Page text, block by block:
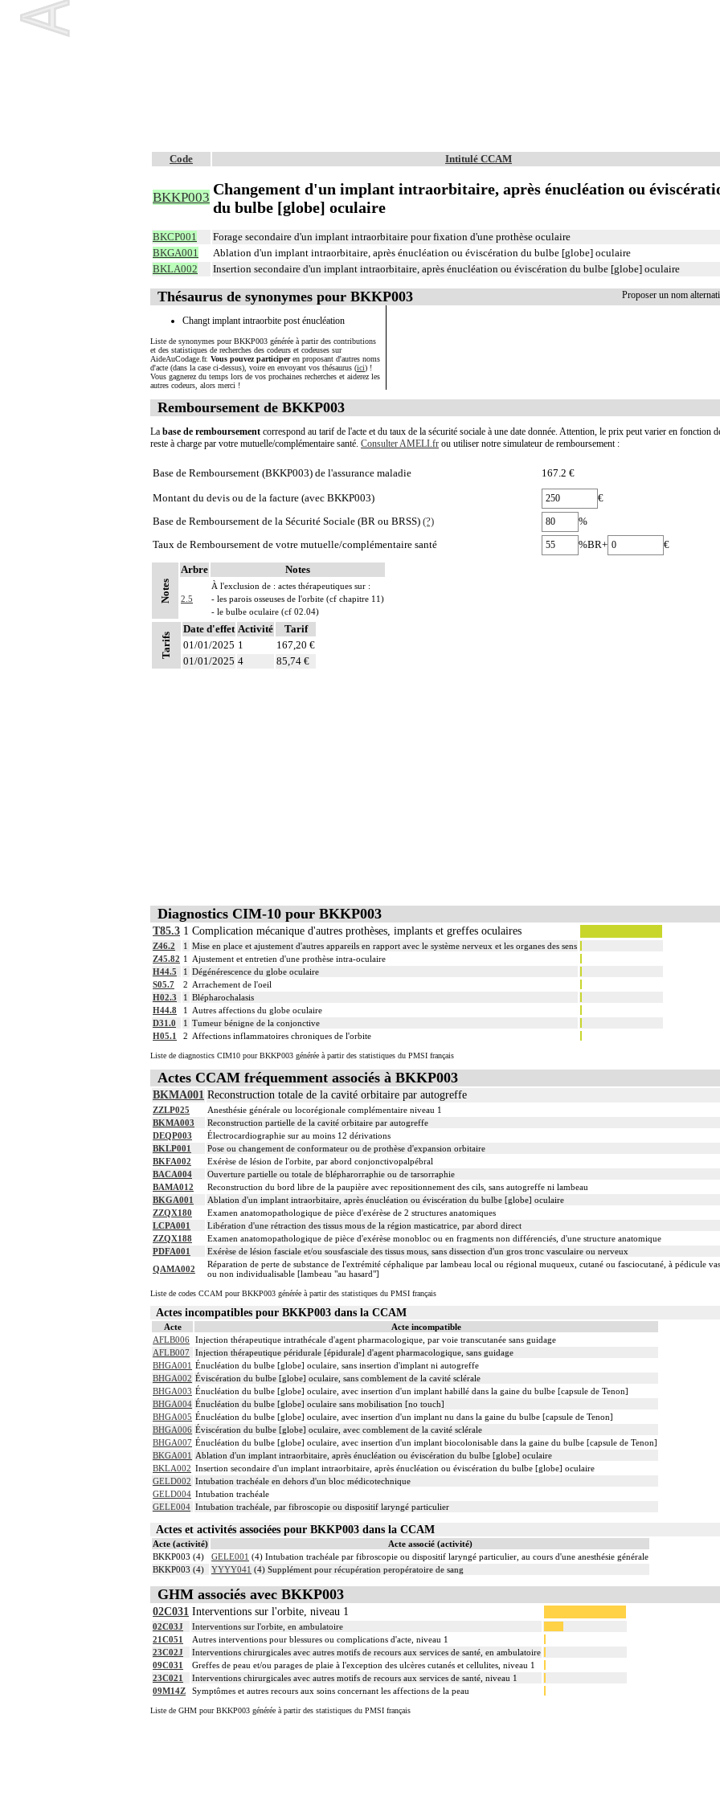
Code Intitulé CCAM
BKKP003 Changement d'un implant intraorbitaire, après énucléation ou
du bulbe [globe] oculaire
BKCP001 Forage secondaire d'un implant intraorbitaire pour fixation d'une prothèse oculaire
BKGA001 Ablation d'un implant intraorbitaire, après énucléation ou éviscération du bulbe [globe] oculaire
BKLA002 Insertion secondaire d'un implant intraorbitaire, après énucléation ou éviscération du bulbe [globe] oculaire
Proposer un nom
Thésaurus de synonymes pour BKKP003
Changt implant intraorbite post énucléation
Liste de synonymes pour BKKP003 générée à partir des contributions
et des statistiques de recherches des codeurs et codeuses sur
AideAuCodage.fr. Vous pouvez participeren proposant d'autres noms
d'acte (dans la case ci-dessus), voire en envoyant vos thésaurus (ici) !
Vous gagnerez du temps lors de vos prochaines recherches et aiderez les
autres codeurs, alors merci !
Remboursement de BKKP003
La base de remboursement correspond au tarif de l'acte et du taux de la sécurité sociale à une date donnée. Attention, le prix peut varier en
reste à charge par votre mutuelle/complémentaire santé. Consulter AMELI.fr ou utiliser notre simulateur de remboursement :
Base de Remboursement (BKKP003) de l'assurance maladie 167.2 €
Montant du devis ou de la facture (avec BKKP003)
€
Base de Remboursement de la Sécurité Sociale (BR ou BRSS) (?)
%
Taux de Remboursement de votre mutuelle/complémentaire santé
%BR+ €
Notes
Arbre Notes
2.5
À l'exclusion de : actes thérapeutiques sur :
- les parois osseuses de l'orbite (cf chapitre 11)
- le bulbe oculaire (cf 02.04)
Tarifs
Date d'effet Activité
Tarif
01/01/2025 1
167,20 €
01/01/2025 4 85,74 €
Diagnostics CIM-10 pour BKKP003
T85.3 1 Complication mécanique d'autres prothèses, implants et greffes oculaires
Z46.2 1 Mise en place et ajustement d'autres appareils en rapport avec le système nerveux et les organes des sens
Z45.82 1
Ajustement et entretien d'une prothèse intra-oculaire
H44.5
1 Dégénérescence du globe oculaire
S05.7
2 Arrachement de l'oeil
H02.3
1 Blépharochalasis
H44.8
1
Autres affections du globe oculaire
D31.0
1 Tumeur bénigne de la conjonctive
H05.1
2 Affections inflammatoires chroniques de l'orbite
Liste de diagnostics CIM10 pour BKKP003 générée à partir des statistiques du PMSI français
Actes CCAM fréquemment associés à BKKP003
BKMA001 Reconstruction totale de la cavité orbitaire par autogreffe
ZZLP025
Anesthésie générale ou locorégionale complémentaire niveau 1
BKMA003
Reconstruction partielle de la cavité orbitaire par autogreffe
DEQP003
Électrocardiographie sur au moins 12 dérivations
BKLP001
Pose ou changement de conformateur ou de prothèse d'expansion orbitaire
BKFA002
Exérèse de lésion de l'orbite, par abord conjonctivopalpébral
BACA004
Ouverture partielle ou totale de blépharorraphie ou de tarsorraphie
BAMA012
Reconstruction du bord libre de la paupière avec repositionnement des cils, sans autogreffe ni lambeau
BKGA001
Ablation d'un implant intraorbitaire, après énucléation ou éviscération du bulbe [globe] oculaire
ZZQX180
Examen anatomopathologique de pièce d'exérèse de 2 structures anatomiques
LCPA001
Libération d'une rétraction des tissus mous de la région masticatrice, par abord direct
ZZQX188
Examen anatomopathologique de pièce d'exérèse monobloc ou en fragments non différenciés, d'une structure anatomique
PDFA001
Exérèse de lésion fasciale et/ou sousfasciale des tissus mous, sans dissection d'un gros tronc vasculaire ou nerveux
QAMA002
Réparation de perte de substance de l'extrémité céphalique par lambeau local ou régional muqueux, cutané ou fasciocutané, à pédicule
ou non individualisable [lambeau "au hasard"]
Liste de codes CCAM pour BKKP003 générée à partir des statistiques du PMSI français
Actes incompatibles pour BKKP003 dans la CCAM
Acte
Acte incompatible
AFLB006 Injection thérapeutique intrathécale d'agent pharmacologique, par voie transcutanée sans guidage
AFLB007
Injection thérapeutique péridurale [épidurale] d'agent pharmacologique, sans guidage
BHGA001 Énucléation du bulbe [globe] oculaire, sans insertion d'implant ni autogreffe
BHGA002 Éviscération du bulbe [globe] oculaire, sans comblement de la cavité sclérale
BHGA003 Énucléation du bulbe [globe] oculaire, avec insertion d'un implant habillé dans la gaine du bulbe [capsule de Tenon]
BHGA004 Énucléation du bulbe [globe] oculaire sans mobilisation [no touch]
BHGA005 Énucléation du bulbe [globe] oculaire, avec insertion d'un implant nu dans la gaine du bulbe [capsule de Tenon]
BHGA006 Éviscération du bulbe [globe] oculaire, avec comblement de la cavité sclérale
BHGA007 Énucléation du bulbe [globe] oculaire, avec insertion d'un implant biocolonisable dans la gaine du bulbe [capsule de Tenon]
BKGA001 Ablation d'un implant intraorbitaire, après énucléation ou éviscération du bulbe [globe] oculaire
BKLA002 Insertion secondaire d'un implant intraorbitaire, après énucléation ou éviscération du bulbe [globe] oculaire
GELD002 Intubation trachéale en dehors d'un bloc médicotechnique
GELD004 Intubation trachéale
GELE004 Intubation trachéale, par fibroscopie ou dispositif laryngé particulier
Actes et activités associées pour BKKP003 dans la CCAM
Acte (activité)
Acte associé (activité)
BKKP003 (4)
GELE001 (4) Intubation trachéale par fibroscopie ou dispositif laryngé particulier, au cours d'une anesthésie générale
BKKP003 (4)
YYYY041 (4) Supplément pour récupération peropératoire de sang
GHM associés avec BKKP003
02C031 Interventions sur l'orbite, niveau 1
02C03J
Interventions sur l'orbite, en ambulatoire
21C051
Autres interventions pour blessures ou complications d'acte, niveau 1
23C02J
Interventions chirurgicales avec autres motifs de recours aux services de santé, en ambulatoire
09C031
Greffes de peau et/ou parages de plaie à l'exception des ulcères cutanés et cellulites, niveau 1
23C021
Interventions chirurgicales avec autres motifs de recours aux services de santé, niveau 1
09M14Z
Symptômes et autres recours aux soins concernant les affections de la peau
Liste de GHM pour BKKP003 générée à partir des statistiques du PMSI français